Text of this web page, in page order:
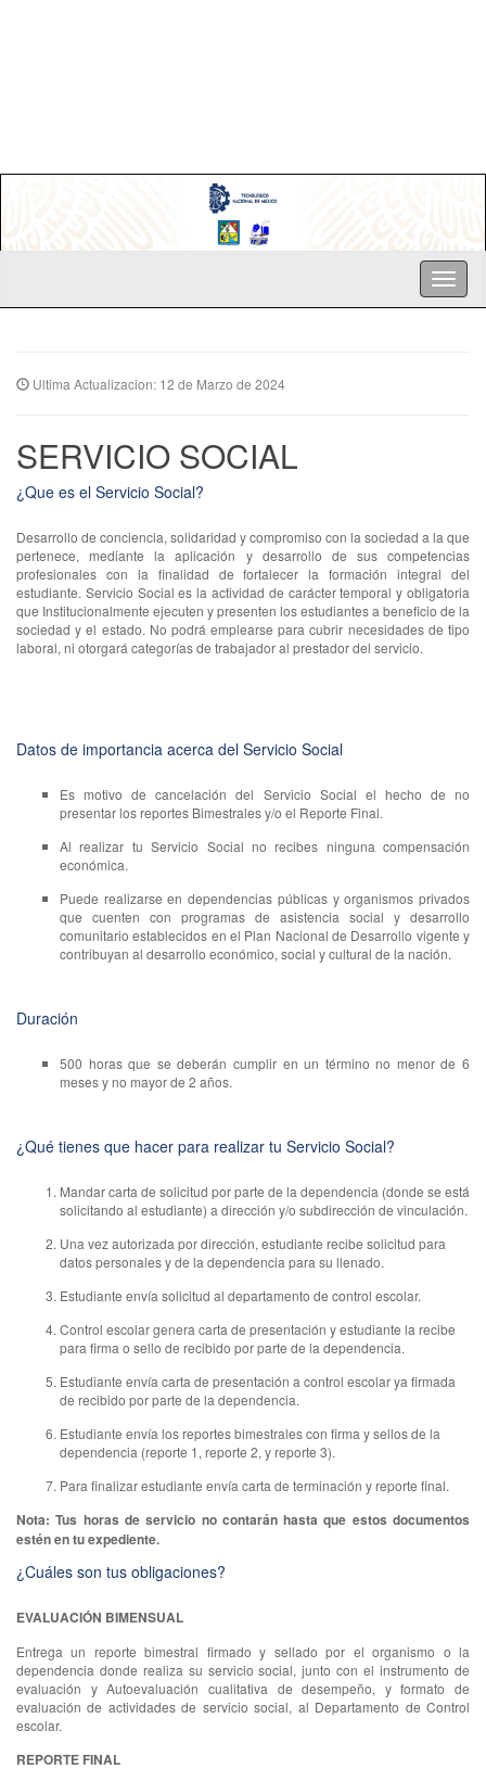
Ultima Actualizacion: 12 de Marzo de 2024
SERVICIO SOCIAL
¿Que es el Servicio Social?
Desarrollo de conciencia, solidaridad y compromiso con la sociedad a la que
pertenece, mediante la aplicación y desarrollo de sus competencias
profesionales con la finalidad de fortalecer la formación integral del
estudiante. Servicio Social es la actividad de carácter temporal y obligatoria
que Institucionalmente ejecuten y presenten los estudiantes a beneficio de la
sociedad y el estado. No podrá emplearse para cubrir necesidades de tipo
laboral, ni otorgará categorías de trabajador al prestador del servicio.
Datos de importancia acerca del Servicio Social
Es motivo de cancelación del Servicio Social el hecho de no
presentar los reportes Bimestrales y/o el Reporte Final.
Al realizar tu Servicio Social no recibes ninguna compensación
económica.
Puede realizarse en dependencias públicas y organismos privados
que cuenten con programas de asistencia social y desarrollo
comunitario establecidos en el Plan Nacional de Desarrollo vigente y
contribuyan al desarrollo económico, social y cultural de la nación.
Duración
500 horas que se deberán cumplir en un término no menor de 6
meses y no mayor de 2 años.
¿Qué tienes que hacer para realizar tu Servicio Social?
Mandar carta de solicitud por parte de la dependencia (donde se está
solicitando al estudiante) a dirección y/o subdirección de vinculación.
Una vez autorizada por dirección, estudiante recibe solicitud para
datos personales y de la dependencia para su llenado.
Estudiante envía solicitud al departamento de control escolar.
Control escolar genera carta de presentación y estudiante la recibe
para firma o sello de recibido por parte de la dependencia.
Estudiante envía carta de presentación a control escolar ya firmada
de recibido por parte de la dependencia.
Estudiante envía los reportes bimestrales con firma y sellos de la
dependencia (reporte 1, reporte 2, y reporte 3).
Para finalizar estudiante envía carta de terminación y reporte final.
Nota: Tus horas de servicio no contarán hasta que estos documentos
estén en tu expediente.
¿Cuáles son tus obligaciones?
EVALUACIÓN BIMENSUAL
Entrega un reporte bimestral firmado y sellado por el organismo o la
dependencia donde realiza su servicio social, junto con el instrumento de
evaluación y Autoevaluación cualitativa de desempeño, y formato de
evaluación de actividades de servicio social, al Departamento de Control
escolar.
REPORTE FINAL